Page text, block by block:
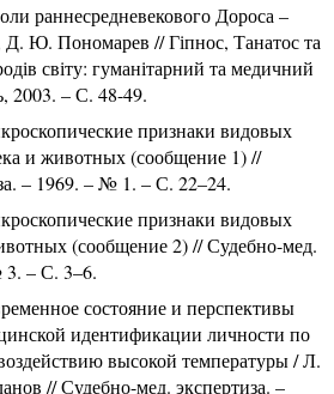
раннесредневекового Дороса –
Ю. Пономарев // Гіпнос, Танатос та
світу: гуманітарний та медичний
2003. – С. 48-49.
признаки видовых
и животных (сообщение 1) //
– 1969. – № 1. – С. 22–24.
признаки видовых
(сообщение 2) // Судебно-мед.
3. – С. 3–6.
состояние и перспективы
идентификации личности по
высокой температуры / Л.
// Судебно-мед. экспертиза. –